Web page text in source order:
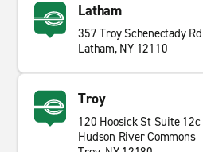
Latham
357 Troy Schenectady Rd
Latham, NY 12110
Troy
120 Hoosick St Suite 12c
Hudson River Commons